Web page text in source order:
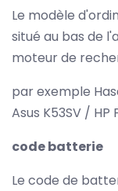
Le modèle
situé au bas de
moteur de
par exemple
Asus K53SV / HP
code batterie
Le code de